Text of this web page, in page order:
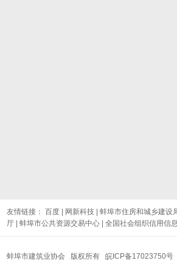
友情链接：百度 网新科技 |蚌埠市住房和城乡建设
厅 |蚌埠市公共资源交易中心 |全国社会组织信用信
蚌埠市建筑业协会 版权所有皖ICP备17023750号